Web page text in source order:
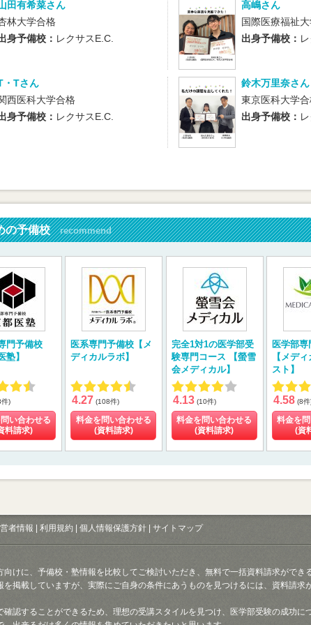
田有希菜さん
林大学合格
身予備校： レクサスE.C.
高嶋さん
国際医療福祉
出身予備校：
・Tさん
西医科大学合格
身予備校： レクサスE.C.
鈴木万里奈さん
東京医科大学
出身予備校：
の予備校 recommend
門予備校
塾】
件)
い合わせる
料請求)
医系専門予備校【メ
ディカルラボ】
4.27 (108件)
料金を問い合わせる
(資料請求)
完全1対1の医学部受
験専門コース 【螢雪
会メディカル】
4.13 (10件)
料金を問い合わせる
(資料請求)
医学部
【メデ
スト】
4.58 (8件
料金を
(資
者情報 利用規約 個人情報保護方針 サイトマップ
けに、予備校・塾情報を比較してご検討いただき、無料で一括資料請求ができ
掲載していますが、実際にご自身の条件にあうものを見つけるには、資料請求
認することができるため、理想の受講スタイルを見つけ、医学部受験の成功に